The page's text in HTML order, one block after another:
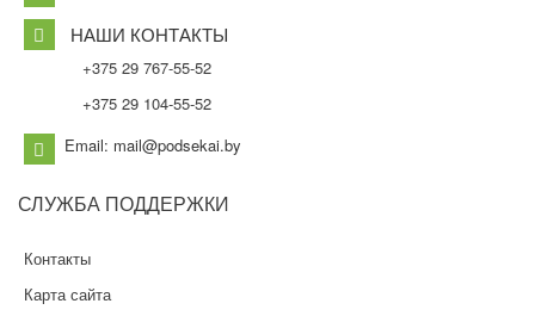
НАШИ КОНТАКТЫ
+375 29 767-55-52
+375 29 104-55-52
Email: mail@podsekai.by
СЛУЖБА ПОДДЕРЖКИ
Контакты
Карта сайта